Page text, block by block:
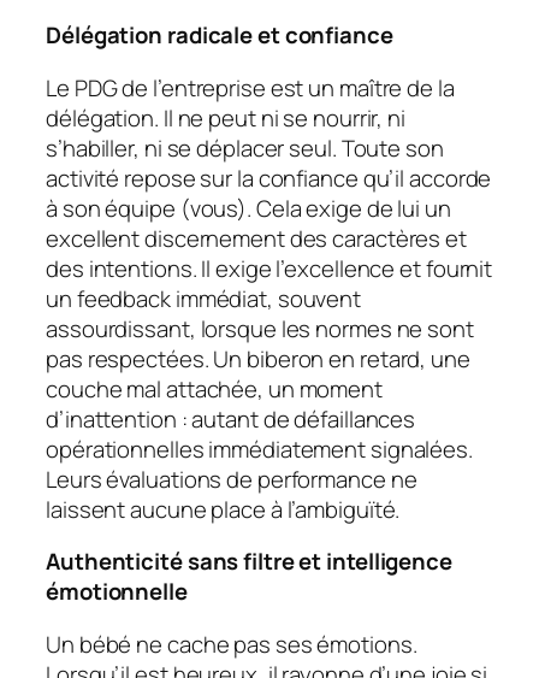
Délégation radicale et confiance
Le PDG de l’entreprise est un maître de la
délégation. Il ne peut ni se nourrir, ni
s’habiller, ni se déplacer seul. Toute son
activité repose sur la confiance qu’il accorde
à son équipe (vous). Cela exige de lui un
excellent discernement des caractères et
des intentions. Il exige l’excellence et fournit
un feedback immédiat, souvent
assourdissant, lorsque les normes ne sont
pas respectées. Un biberon en retard, une
couche mal attachée, un moment
d’inattention : autant de défaillances
opérationnelles immédiatement signalées.
Leurs évaluations de performance ne
laissent aucune place à l’ambiguïté.
Authenticité sans filtre et intelligence
émotionnelle
Un bébé ne cache pas ses émotions.